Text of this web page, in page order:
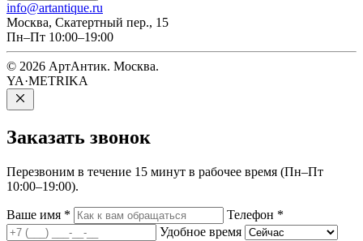
info@artantique.ru
Москва, Скатертный пер., 15
Пн–Пт 10:00–19:00
© 2026 АртАнтик. Москва.
YA·METRIKA
Заказать звонок
Перезвоним в течение 15 минут в рабочее время (Пн–Пт
10:00–19:00).
Ваше имя * Телефон *
Удобное время